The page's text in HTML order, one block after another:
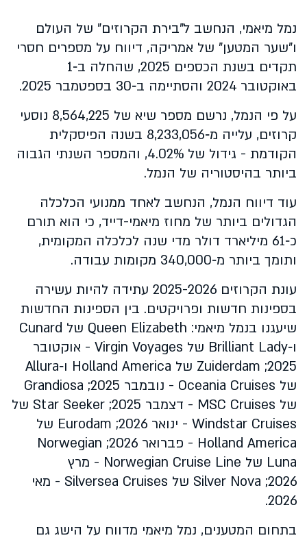
נמל מיאמי, הנחשב ל"בירת הקרוזים" של העולם
ו"שער המטען" של אמריקה, דיווח על מספרים חסרי
תקדים בשנת הכספים 2025, שהחלה ב‑1
באוקטובר 2024 והסתיימה ב‑30 בספטמבר 2025.
על פי הנמל, נרשם מספר שיא של 8,564,225 נוסעי
קרוזים, עלייה מ‑8,233,056 בשנה הפיסקלית
הקודמת - גידול של 4.02%, והמספר השנתי הגבוה
ביותר בהיסטוריה של הנמל.
עוד דיווח הנמל, הנחשב לאחד ממנועי הכלכלה
הגדולים ביותר של מחוז מיאמי-דייד, כי הוא תורם
כ‑61 מיליארד דולר מדי שנה לכלכלה המקומית,
ותומך ביותר מ‑340,000 מקומות עבודה.
עונת הקרוזים 2025-2026 עתידה להיות עשירה
בספינות חדשות ופרויקטים. בין הספינות החדשות
שיעגנו בנמל מיאמי: Queen Elizabeth של Cunard
ו‑Brilliant Lady של Virgin Voyages - אוקטובר
2025; Zuiderdam של Holland America ו‑Allura
של Oceania Cruises - נובמבר 2025; Grandiosa
של MSC Cruises - דצמבר 2025; Star Seeker של
Windstar Cruises - ינואר 2026; Eurodam של
Holland America - פברואר 2026; Norwegian
Luna של Norwegian Cruise Line - מרץ
2026; Silver Nova של Silversea Cruises - מאי
2026.
בתחום המטענים, נמל מיאמי מדווח על הישג גם